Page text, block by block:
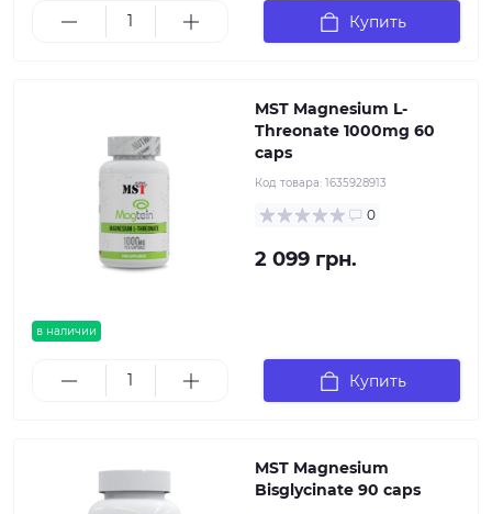
Купить
в наличии
MST Magnesium L-
Threonate 1000mg 60
caps
Код товара: 1635928913
0
2 099 грн.
Купить
MST Magnesium
Bisglycinate 90 caps